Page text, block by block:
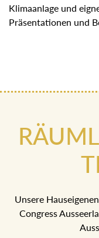
über eine
Seminare,
Unsere
Congress